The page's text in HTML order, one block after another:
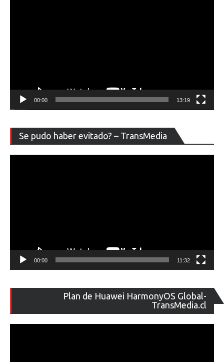
00:00 13:19
Se pudo haber evitado? – TransMedia
de
00:00 11:32
Plan de Huawei HarmonyOS Global-
TransMedia.cl
de